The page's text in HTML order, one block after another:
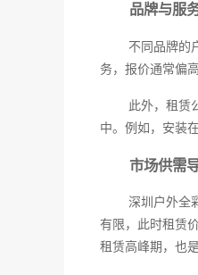
品牌与服
不同品牌的
务，报价通常偏
此外，租赁
中。例如，安装
市场供需
深圳户外全
有限，此时租赁
租赁高峰期，也